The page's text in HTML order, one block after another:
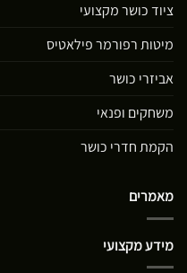
ציוד כושר מקצועי
מיטות רפורמר פילאטיס
אביזרי כושר
משחקים ופנאי
הקמת חדרי כושר
מאמרים
מידע מקצועי